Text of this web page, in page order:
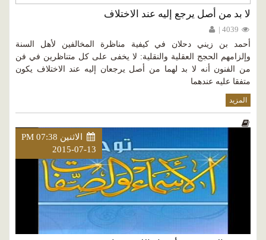
لا بد من أصل يرجع إليه عند الاختلاف
أحمد بن زيني دحلان في كيفية مناظرة المخالفين لأهل السنة
وإلزامهم الحجج العقلية والنقلية: لا يخفى على كل متناظرين في فن
من الفنون أنه لا بد لهما من أصل يرجعان إليه عند الاختلاف يكون
متفقا عليه عندهما
المزيد
الاثنين PM 07:38
2015-07-13